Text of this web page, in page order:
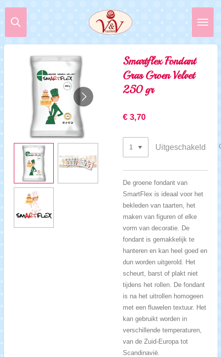
Ga
direct
de
hoofdinhoud
Smartflex Fondant
Gras Groen Velvet
250 gr
€ 3,70
Uitgeschakeld
De groene fondant van
SmartFlex is ideaal voor het
bekleden van taarten, het
maken van figuren of elke
vorm van decoratie. De
fondant is gemakkelijk te
hanteren en kan heel goed en
dun worden uitgerold. Het
scheurt, barst of plakt niet
tijdens het rollen. De fondant
is na het uitrollen homogeen
met een fluwelen textuur. Het
kan gebruikt worden in
verschillende temperaturen,
van de Zuid-Europa tot
Scandinavië.